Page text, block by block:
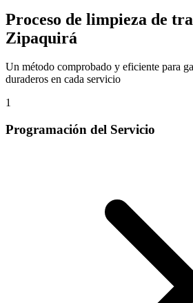
Proceso de limpieza de
Zipaquirá
Un método comprobado y eficiente para
duraderos en cada servicio
1
Programación del Servicio